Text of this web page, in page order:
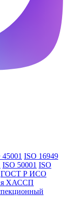
ISO 16949
ISO 50001 ISO
ГОСТ Р ИСО
ХАССП